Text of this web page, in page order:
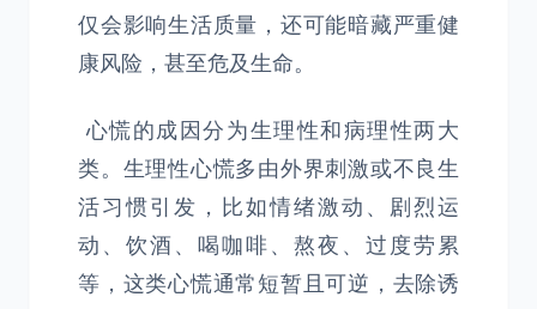
仅会影响生活质量，还可能暗藏严重健
康风险，甚至危及生命。
心慌的成因分为生理性和病理性两大
类。生理性心慌多由外界刺激或不良生
活习惯引发，比如情绪激动、剧烈运
动、饮酒、喝咖啡、熬夜、过度劳累
等，这类心慌通常短暂且可逆，去除诱